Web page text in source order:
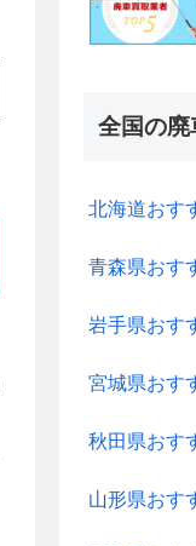
全国の
北海道おす
青森県おす
岩手県おす
宮城県おす
秋田県おす
山形県おす